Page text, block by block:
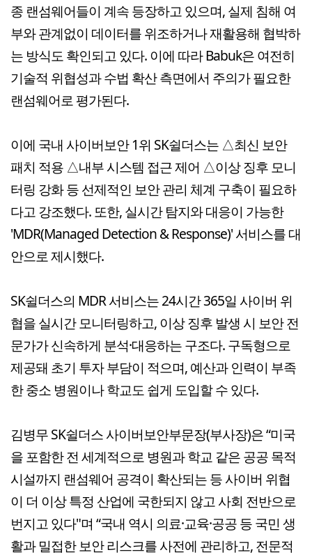
종 랜섬웨어들이 계속 등장하고 있으며, 실제 침해 여
부와 관계없이 데이터를 위조하거나 재활용해 협박하
는 방식도 확인되고 있다. 이에 따라 Babuk은 여전히
기술적 위협성과 수법 확산 측면에서 주의가 필요한
랜섬웨어로 평가된다.
이에 국내 사이버보안 1위 SK쉴더스는 △최신 보안
패치 적용 △내부 시스템 접근 제어 △이상 징후 모니
터링 강화 등 선제적인 보안 관리 체계 구축이 필요하
다고 강조했다. 또한, 실시간 탐지와 대응이 가능한
'MDR(Managed Detection & Response)' 서비스를 대
안으로 제시했다.
SK쉴더스의 MDR 서비스는 24시간 365일 사이버 위
협을 실시간 모니터링하고, 이상 징후 발생 시 보안 전
문가가 신속하게 분석·대응하는 구조다. 구독형으로
제공돼 초기 투자 부담이 적으며, 예산과 인력이 부족
한 중소 병원이나 학교도 쉽게 도입할 수 있다.
김병무 SK쉴더스 사이버보안부문장(부사장)은 “미국
을 포함한 전 세계적으로 병원과 학교 같은 공공 목적
시설까지 랜섬웨어 공격이 확산되는 등 사이버 위협
이 더 이상 특정 산업에 국한되지 않고 사회 전반으로
번지고 있다"며 “국내 역시 의료·교육·공공 등 국민 생
활과 밀접한 보안 리스크를 사전에 관리하고, 전문적